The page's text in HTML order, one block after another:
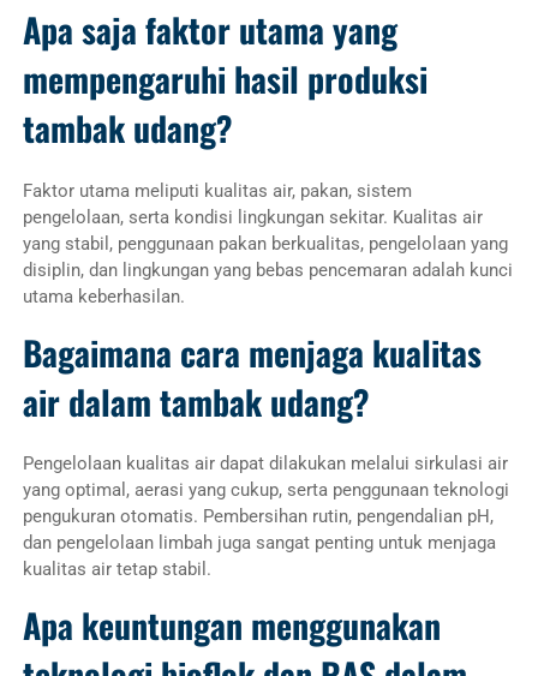
Apa saja faktor utama yang
mempengaruhi hasil produksi
tambak udang?
Faktor utama meliputi kualitas air, pakan, sistem
pengelolaan, serta kondisi lingkungan sekitar. Kualitas air
yang stabil, penggunaan pakan berkualitas, pengelolaan yang
disiplin, dan lingkungan yang bebas pencemaran adalah kunci
utama keberhasilan.
Bagaimana cara menjaga kualitas
air dalam tambak udang?
Pengelolaan kualitas air dapat dilakukan melalui sirkulasi air
yang optimal, aerasi yang cukup, serta penggunaan teknologi
pengukuran otomatis. Pembersihan rutin, pengendalian pH,
dan pengelolaan limbah juga sangat penting untuk menjaga
kualitas air tetap stabil.
Apa keuntungan menggunakan